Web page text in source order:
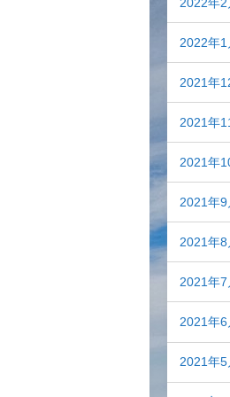
2022年1
2021年
2021年
2021年
2021年9
2021年8
2021年7
2021年6
2021年5